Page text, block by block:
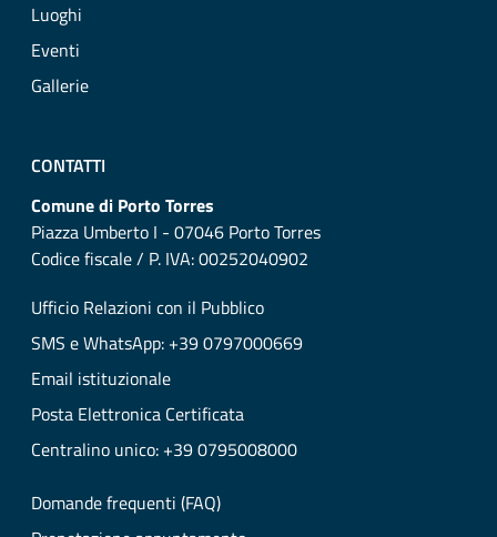
Luoghi
Eventi
Gallerie
CONTATTI
Comune di Porto Torres
Piazza Umberto I - 07046 Porto Torres
Codice fiscale / P. IVA: 00252040902
Ufficio Relazioni con il Pubblico
SMS e WhatsApp: +39 0797000669
Email istituzionale
Posta Elettronica Certificata
Centralino unico: +39 0795008000
Domande frequenti (FAQ)